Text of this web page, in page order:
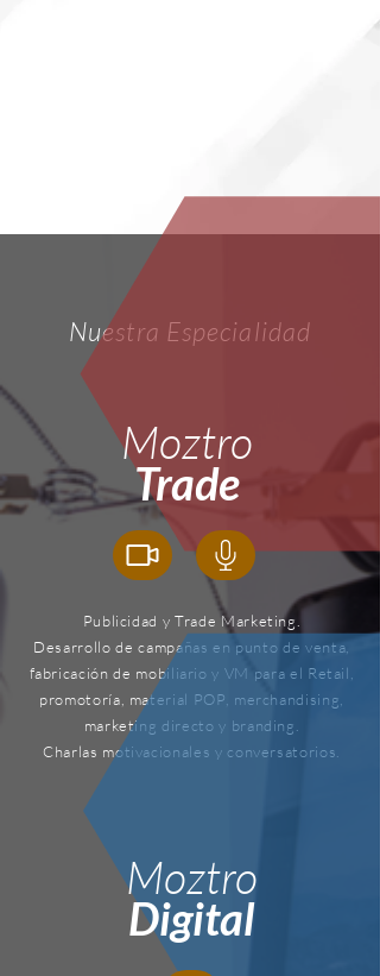
Nuestra Especialidad
Moztro
Trade
Publicidad y Trade Marketing.
Desarrollo de campañas en punto de venta,
fabricación de mobiliario y VM para el Retail,
promotoría, material POP, merchandising,
marketing directo y branding.
Charlas motivacionales y conversatorios.
Moztro
Digital